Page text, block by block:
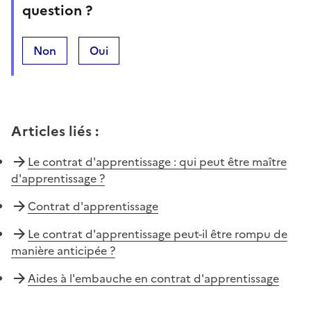
question ?
Non Oui
Articles liés :
Le contrat d'apprentissage : qui peut être maître
d'apprentissage ?
Contrat d'apprentissage
Le contrat d'apprentissage peut-il être rompu de
manière anticipée ?
Aides à l'embauche en contrat d'apprentissage